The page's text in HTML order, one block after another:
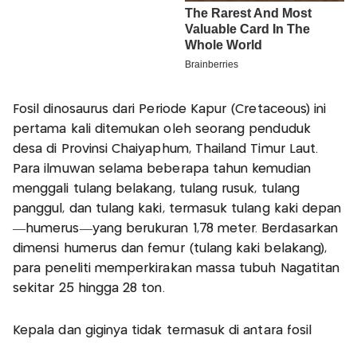
Fosil dinosaurus dari Periode Kapur (Cretaceous) ini
pertama kali ditemukan oleh seorang penduduk
desa di Provinsi Chaiyaphum, Thailand Timur Laut.
Para ilmuwan selama beberapa tahun kemudian
menggali tulang belakang, tulang rusuk, tulang
panggul, dan tulang kaki, termasuk tulang kaki depan
—humerus—yang berukuran 1,78 meter. Berdasarkan
dimensi humerus dan femur (tulang kaki belakang),
para peneliti memperkirakan massa tubuh Nagatitan
sekitar 25 hingga 28 ton.
Kepala dan giginya tidak termasuk di antara fosil